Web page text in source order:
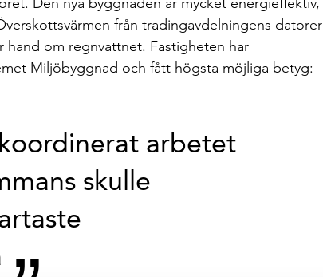
från tradingavdelningens datorer
hand om regnvattnet. Fastigheten har
Miljöbyggnad och fått högsta möjliga betyg:
arbetet
skulle